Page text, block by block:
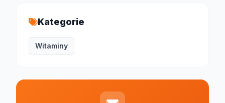
Kategorie
Witaminy